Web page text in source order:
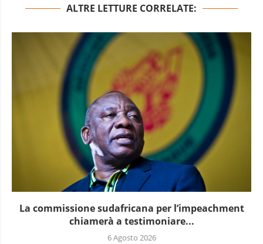
ALTRE LETTURE CORRELATE:
La commissione sudafricana per l’impeachment
chiamerà a testimoniare...
6 Agosto 2026